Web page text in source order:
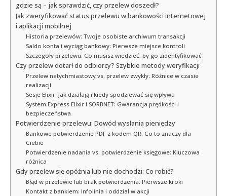
gdzie są – jak sprawdzić, czy przelew doszedł?
Jak zweryfikować status przelewu w bankowości internetowej
i aplikacji mobilnej
Historia przelewów: Twoje osobiste archiwum transakcji
Saldo konta i wyciąg bankowy: Pierwsze miejsce kontroli
Szczegóły przelewu: Co musisz wiedzieć, by go zidentyfikować
Czy przelew dotarł do odbiorcy? Szybkie metody weryfikacji
Przelew natychmiastowy vs. przelew zwykły: Różnice w czasie
realizacji
Sesje Elixir: Jak działają i kiedy spodziewać się wpływu
System Express Elixir i SORBNET: Gwarancja prędkości i
bezpieczeństwa
Potwierdzenie przelewu: Dowód wysłania pieniędzy
Bankowe potwierdzenie PDF z kodem QR: Co to znaczy dla
Ciebie
Potwierdzenie nadania vs. potwierdzenie księgowe: Kluczowa
różnica
Gdy przelew się opóźnia lub nie dochodzi: Co robić?
Błąd w przelewie lub brak potwierdzenia: Pierwsze kroki
Kontakt z bankiem: Infolinia i oddział w akcji